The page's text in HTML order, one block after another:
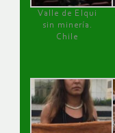
Valle de Elqui
sin minería.
Chile